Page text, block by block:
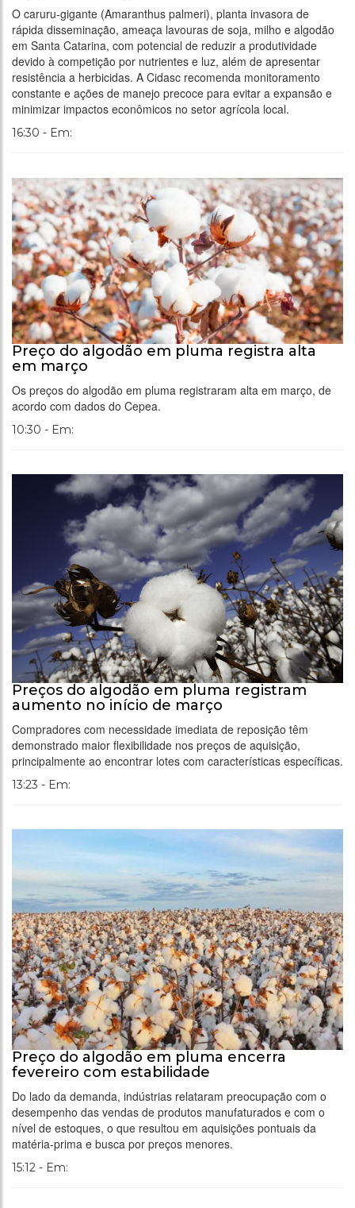
O caruru-gigante (Amaranthus palmeri), planta invasora de
rápida disseminação, ameaça lavouras de soja, milho e algodão
em Santa Catarina, com potencial de reduzir a produtividade
devido à competição por nutrientes e luz, além de apresentar
resistência a herbicidas. A Cidasc recomenda monitoramento
constante e ações de manejo precoce para evitar a expansão e
minimizar impactos econômicos no setor agrícola local.
16:30 - Em:
Preço do algodão em pluma registra alta
em março
Os preços do algodão em pluma registraram alta em março, de
acordo com dados do Cepea.
10:30 - Em:
Preços do algodão em pluma registram
aumento no início de março
Compradores com necessidade imediata de reposição têm
demonstrado maior flexibilidade nos preços de aquisição,
principalmente ao encontrar lotes com características específicas.
13:23 - Em:
Preço do algodão em pluma encerra
fevereiro com estabilidade
Do lado da demanda, indústrias relataram preocupação com o
desempenho das vendas de produtos manufaturados e com o
nível de estoques, o que resultou em aquisições pontuais da
matéria-prima e busca por preços menores.
15:12 - Em: